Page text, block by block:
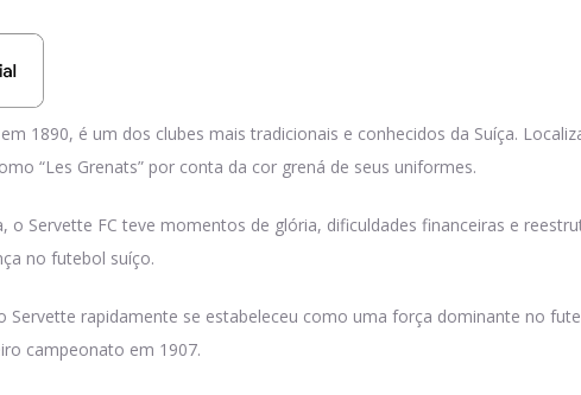
1890, é um dos clubes mais tradicionais e conhecidos da Suíça.
“Les Grenats” por conta da cor grená de seus uniformes.
o Servette FC teve momentos de glória, dificuldades financeiras e
no futebol suíço.
Servette rapidamente se estabeleceu como uma força dominante no
campeonato em 1907.